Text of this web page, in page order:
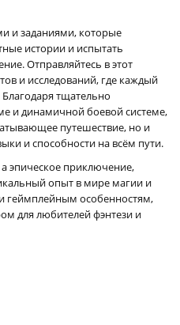
и заданиями, которые
истории и испытать
Отправляйтесь в этот
и исследований, где каждый
тщательно
и динамичной боевой системе,
путешествие, но и
и способности на всём пути.
эпическое приключение,
опыт в мире магии и
геймплейным особенностям,
для любителей фэнтези и